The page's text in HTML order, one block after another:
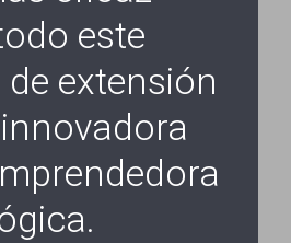
este
extensión